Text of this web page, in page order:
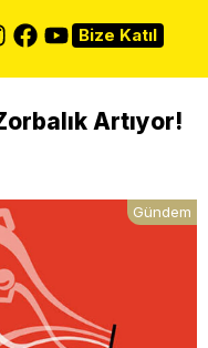
Bize Katıl
Artıyor!
Gündem